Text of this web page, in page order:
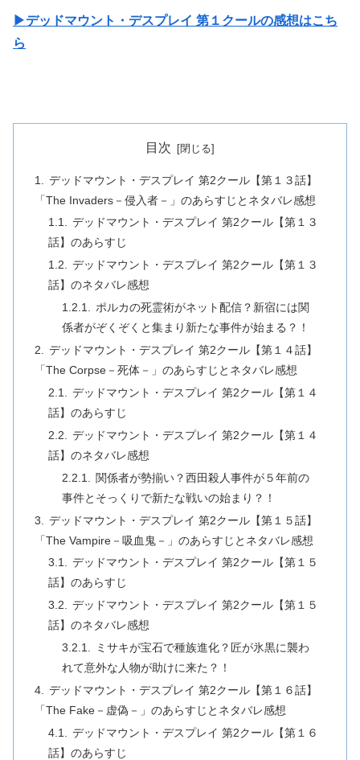
▶デッドマウント・デスプレイ 第１クールの感想はこち
ら
目次
デッドマウント・デスプレイ 第2クール【第１３話】
「The Invaders－侵入者－」のあらすじとネタバレ感想
デッドマウント・デスプレイ 第2クール【第１３
話】のあらすじ
デッドマウント・デスプレイ 第2クール【第１３
話】のネタバレ感想
ポルカの死霊術がネット配信？新宿には関
係者がぞくぞくと集まり新たな事件が始まる？！
デッドマウント・デスプレイ 第2クール【第１４話】
「The Corpse－死体－」のあらすじとネタバレ感想
デッドマウント・デスプレイ 第2クール【第１４
話】のあらすじ
デッドマウント・デスプレイ 第2クール【第１４
話】のネタバレ感想
関係者が勢揃い？西田殺人事件が５年前の
事件とそっくりで新たな戦いの始まり？！
デッドマウント・デスプレイ 第2クール【第１５話】
「The Vampire－吸血鬼－」のあらすじとネタバレ感想
デッドマウント・デスプレイ 第2クール【第１５
話】のあらすじ
デッドマウント・デスプレイ 第2クール【第１５
話】のネタバレ感想
ミサキが宝石で種族進化？匠が氷黒に襲わ
れて意外な人物が助けに来た？！
デッドマウント・デスプレイ 第2クール【第１６話】
「The Fake－虚偽－」のあらすじとネタバレ感想
デッドマウント・デスプレイ 第2クール【第１６
話】のあらすじ